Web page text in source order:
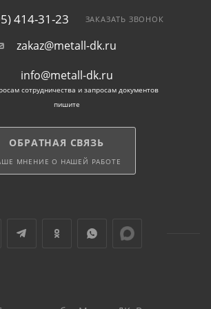
3-4 рабочих дней. Заказ можно
414-31-23 ЗАКАЗАТЬ ЗВОНОК
zakaz@metall-dk.ru
info@metall-dk.ru
сотрудничества и запросам документов
пишите
ОБРАТНАЯ СВЯЗЬ
МНЕНИЕ О НАШЕЙ РАБОТЕ